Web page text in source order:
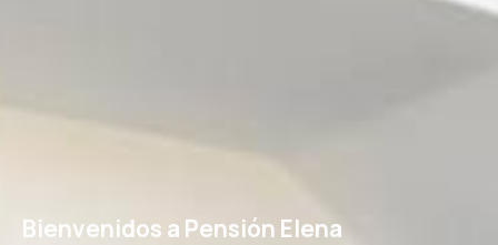
Bienvenidos a Pensión Elena